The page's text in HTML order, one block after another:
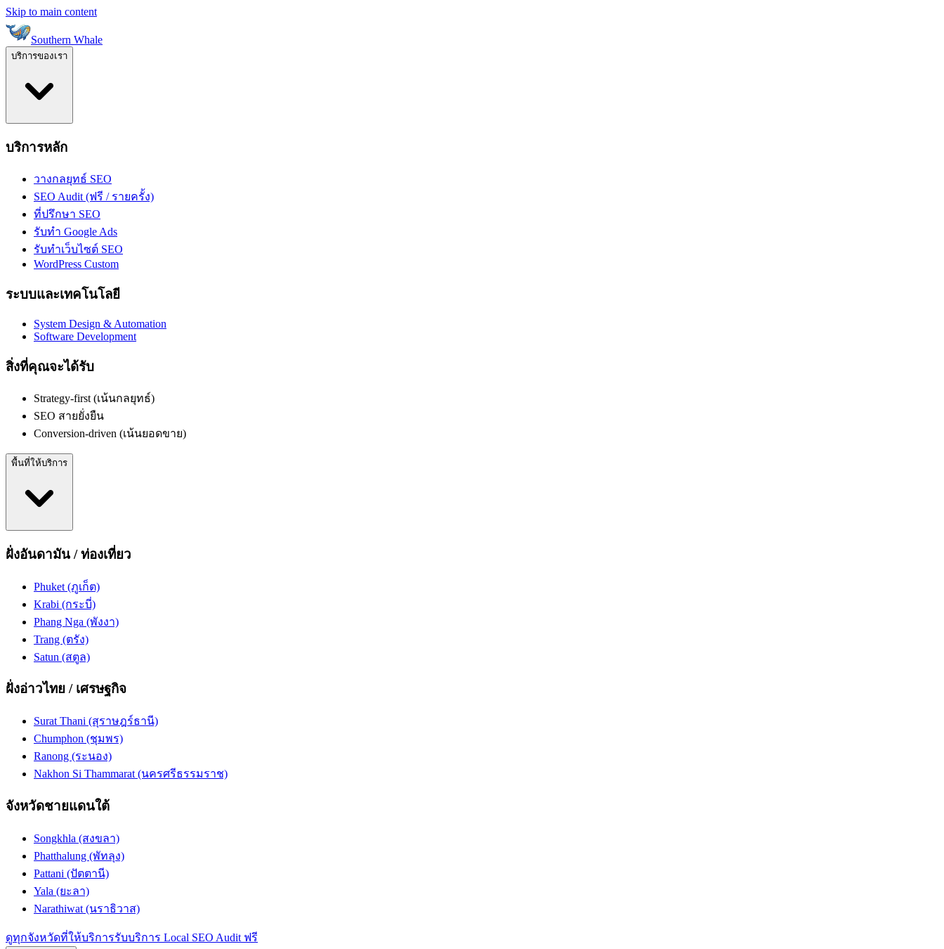
Skip to main content
Southern Whale
บริการของเรา
บริการหลัก
วางกลยุทธ์ SEO
SEO Audit (ฟรี / รายครั้ง)
ที่ปรึกษา SEO
รับทำ Google Ads
รับทำเว็บไซต์ SEO
WordPress Custom
ระบบและเทคโนโลยี
System Design & Automation
Software Development
สิ่งที่คุณจะได้รับ
Strategy-first (เน้นกลยุทธ์)
SEO สายยั่งยืน
Conversion-driven (เน้นยอดขาย)
พื้นที่ให้บริการ
ฝั่งอันดามัน / ท่องเที่ยว
Phuket (ภูเก็ต)
Krabi (กระบี่)
Phang Nga (พังงา)
Trang (ตรัง)
Satun (สตูล)
ฝั่งอ่าวไทย / เศรษฐกิจ
Surat Thani (สุราษฎร์ธานี)
Chumphon (ชุมพร)
Ranong (ระนอง)
Nakhon Si Thammarat (นครศรีธรรมราช)
จังหวัดชายแดนใต้
Songkhla (สงขลา)
Phatthalung (พัทลุง)
Pattani (ปัตตานี)
Yala (ยะลา)
Narathiwat (นราธิวาส)
ดูทุกจังหวัดที่ให้บริการรับบริการ Local SEO Audit ฟรี